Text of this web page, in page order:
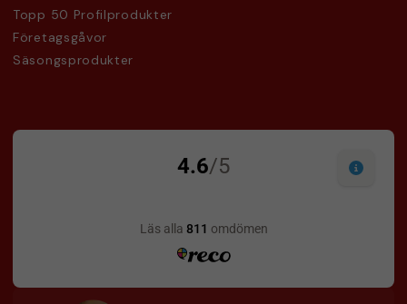
Topp 50 Profilprodukter
Företagsgåvor
Säsongsprodukter